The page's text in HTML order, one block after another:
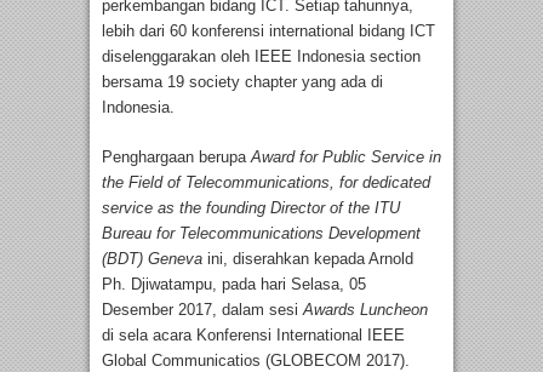
perkembangan bidang ICT. Setiap tahunnya,
lebih dari 60 konferensi international bidang ICT
diselenggarakan oleh IEEE Indonesia section
bersama 19 society chapter yang ada di
Indonesia.
Penghargaan berupaAward for Public Service in
the Field of Telecommunications, for dedicated
service as the founding Director of the ITU
Bureau for Telecommunications Development
(BDT) Geneva ini, diserahkan kepada Arnold
Ph. Djiwatampu, pada hari Selasa, 05
Desember 2017, dalam sesiAwards Luncheon
di sela acara Konferensi International IEEE
Global Communicatios (GLOBECOM 2017).